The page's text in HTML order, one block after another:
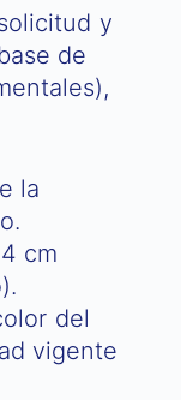
y
de
la
cm
del
vigente